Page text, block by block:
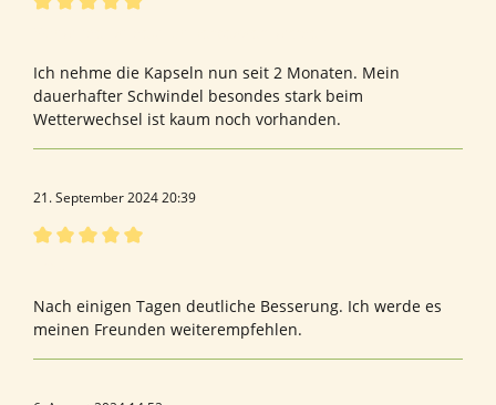
Ich nehme die Kapseln nun seit 2 Monaten. Mein
dauerhafter Schwindel besondes stark beim
Wetterwechsel ist kaum noch vorhanden.
21. September 2024 20:39
Nach einigen Tagen deutliche Besserung. Ich werde es
meinen Freunden weiterempfehlen.